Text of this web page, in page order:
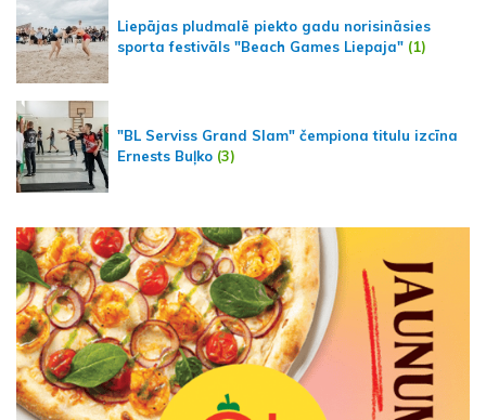
Liepājas pludmalē piekto gadu norisināsies
sporta festivāls "Beach Games Liepaja" (1)
"BL Serviss Grand Slam" čempiona titulu izcīna
Ernests Buļko (3)